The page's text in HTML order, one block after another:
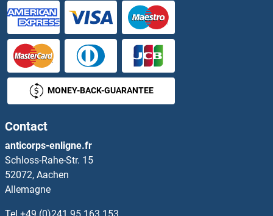
RPS14 Anticorps
RPS15 Anticorps
RPS15A Anticorps
RPS16 Anticorps
RPS17 Anticorps
RPS17L Anticorps
RPS18 Anticorps
MONEY-BACK-GUARANTEE
Contact
anticorps-enligne.fr
Schloss-Rahe-Str. 15
52072, Aachen
Allemagne